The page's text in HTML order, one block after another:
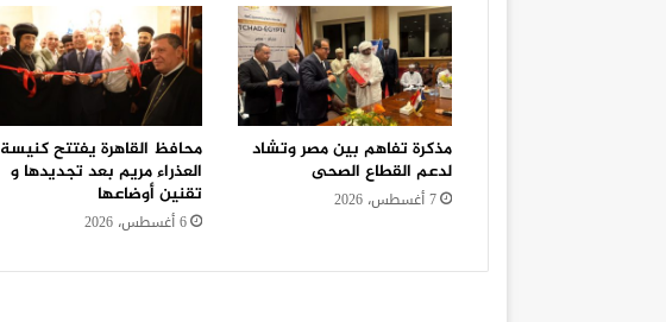
مذكرة تفاهم بين مصر وتشاد
لدعم القطاع الصحى
7 أغسطس، 2026
محافظ القاهرة يفتتح كنيسة
العذراء مريم بعد تجديدها و
تقنين أوضاعها
6 أغسطس، 2026